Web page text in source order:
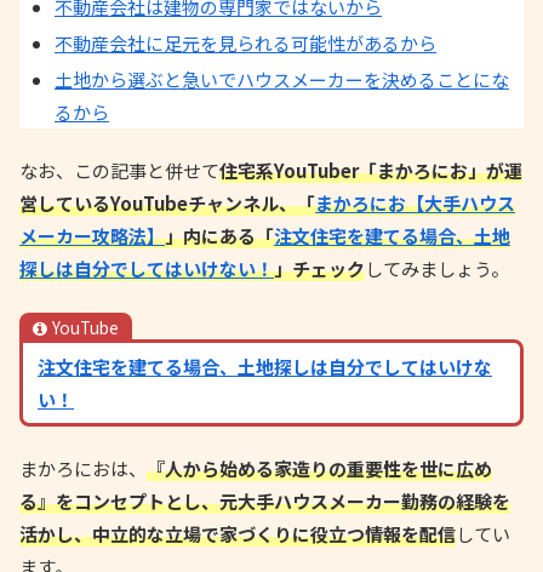
不動産会社は建物の専門家ではないから
不動産会社に足元を見られる可能性があるから
土地から選ぶと急いでハウスメーカーを決めることにな
るから
なお、この記事と併せて住宅系YouTuber「まかろにお」が運
営しているYouTubeチャンネル、「まかろにお【大手ハウス
メーカー攻略法】」内にある「注文住宅を建てる場合、土地
探しは自分でしてはいけない！」チェックしてみましょう。
YouTube
注文住宅を建てる場合、土地探しは自分でしてはいけな
い！
まかろにおは、 『人から始める家造りの重要性を世に広め
る』をコンセプトとし、元大手ハウスメーカー勤務の経験を
活かし、中立的な立場で家づくりに役立つ情報を配信してい